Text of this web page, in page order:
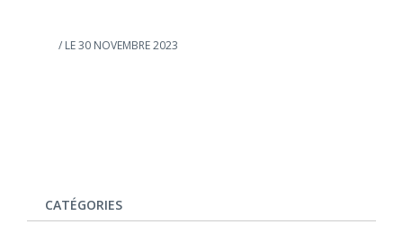
/ LE 30 NOVEMBRE 2023
CATÉGORIES